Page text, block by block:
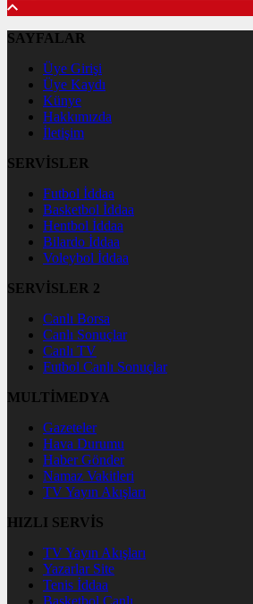
SAYFALAR
Üye Girişi
Üye Kaydı
Künye
Hakkımızda
İletişim
SERVİSLER
Futbol İddaa
Basketbol İddaa
Hentbol İddaa
Bilardo İddaa
Voleybol İddaa
SERVİSLER 2
Canlı Borsa
Canlı Sonuçlar
Canlı TV
Futbol Canlı Sonuçlar
MULTİMEDYA
Gazeteler
Hava Durumu
Haber Gönder
Namaz Vakitleri
TV Yayın Akışları
HIZLI SERVİS
TV Yayın Akışları
Yazarlar Site
Tenis İddaa
Basketbol Canlı